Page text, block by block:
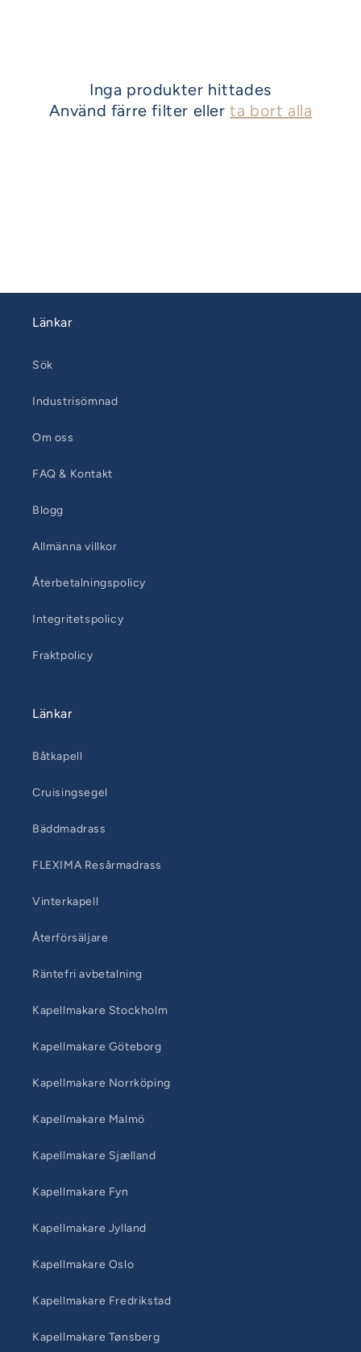
Inga produkter hittades
Använd färre filter ellerta bort alla
Länkar
Sök
Industrisömnad
Om oss
FAQ & Kontakt
Blogg
Allmänna villkor
Återbetalningspolicy
Integritetspolicy
Fraktpolicy
Länkar
Båtkapell
Cruisingsegel
Bäddmadrass
FLEXIMA Resårmadrass
Vinterkapell
Återförsäljare
Räntefri avbetalning
Kapellmakare Stockholm
Kapellmakare Göteborg
Kapellmakare Norrköping
Kapellmakare Malmö
Kapellmakare Sjælland
Kapellmakare Fyn
Kapellmakare Jylland
Kapellmakare Oslo
Kapellmakare Fredrikstad
Kapellmakare Tønsberg